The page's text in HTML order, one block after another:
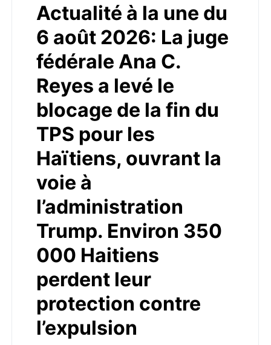
Actualité à la une du
6 août 2026: La juge
fédérale Ana C.
Reyes a levé le
blocage de la fin du
TPS pour les
Haïtiens, ouvrant la
voie à
l’administration
Trump. Environ 350
000 Haitiens
perdent leur
protection contre
l’expulsion